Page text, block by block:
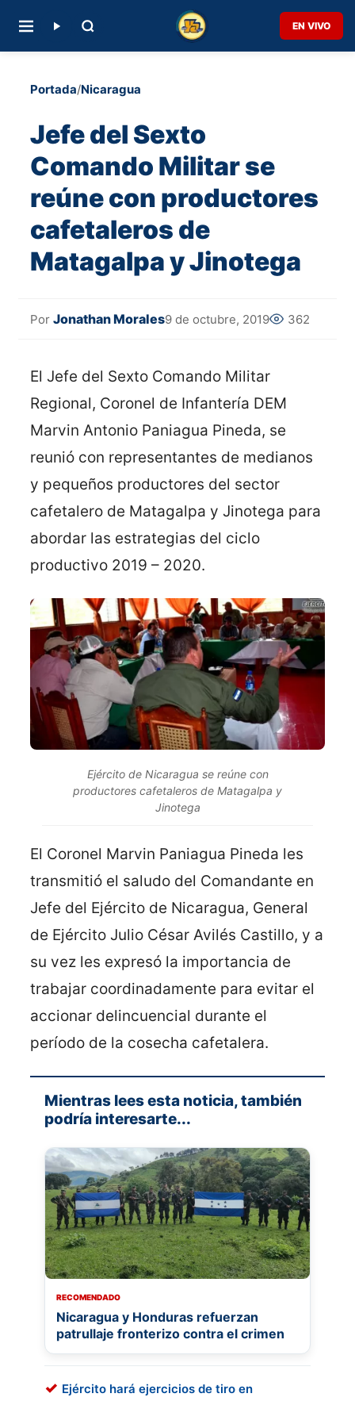
EN VIVO
Portada/Nicaragua
Jefe del Sexto
Comando Militar se
reúne con productores
cafetaleros de
Matagalpa y Jinotega
Por Jonathan Morales9 de octubre, 2019 362
El Jefe del Sexto Comando Militar
Regional, Coronel de Infantería DEM
Marvin Antonio Paniagua Pineda, se
reunió con representantes de medianos
y pequeños productores del sector
cafetalero de Matagalpa y Jinotega para
abordar las estrategias del ciclo
productivo 2019 – 2020.
Ejército de Nicaragua se reúne con
productores cafetaleros de Matagalpa y
Jinotega
El Coronel Marvin Paniagua Pineda les
transmitió el saludo del Comandante en
Jefe del Ejército de Nicaragua, General
de Ejército Julio César Avilés Castillo, y a
su vez les expresó la importancia de
trabajar coordinadamente para evitar el
accionar delincuencial durante el
período de la cosecha cafetalera.
Mientras lees esta noticia, también
podría interesarte...
RECOMENDADO
Nicaragua y Honduras refuerzan
patrullaje fronterizo contra el crimen
Ejército hará ejercicios de tiro en